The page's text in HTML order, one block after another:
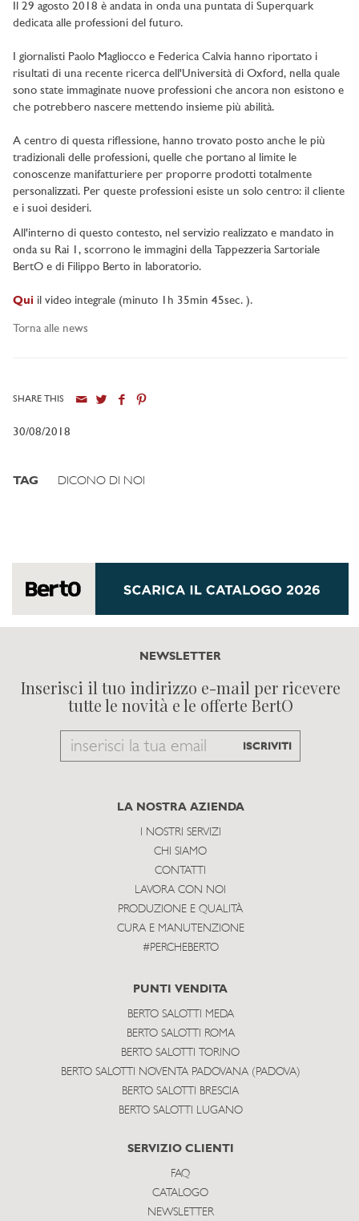
Il 29 agosto 2018 è andata in onda una puntata di Superquark
dedicata alle professioni del futuro.
I giornalisti Paolo Magliocco e Federica Calvia hanno riportato i
risultati di una recente ricerca dell'Università di Oxford, nella quale
sono state immaginate nuove professioni che ancora non esistono e
che potrebbero nascere mettendo insieme più abilità.
A centro di questa riflessione, hanno trovato posto anche le più
tradizionali delle professioni, quelle che portano al limite le
conoscenze manifatturiere per proporre prodotti totalmente
personalizzati. Per queste professioni esiste un solo centro: il cliente
e i suoi desideri.
All'interno di questo contesto, nel servizio realizzato e mandato in
onda su Rai 1, scorrono le immagini della Tappezzeria Sartoriale
BertO e di Filippo Berto in laboratorio.
Qui il video integrale (minuto 1h 35min 45sec. ).
Torna alle news
SHARE THIS
30/08/2018
TAG DICONO DI NOI
NEWSLETTER
Inserisci il tuo indirizzo e-mail per ricevere
tutte le novità e le offerte BertO
Email
subscribe
ISCRIVITI
LA NOSTRA AZIENDA
I NOSTRI SERVIZI
CHI SIAMO
CONTATTI
LAVORA CON NOI
PRODUZIONE E QUALITÀ
CURA E MANUTENZIONE
#PERCHEBERTO
PUNTI VENDITA
BERTO SALOTTI MEDA
BERTO SALOTTI ROMA
BERTO SALOTTI TORINO
BERTO SALOTTI NOVENTA PADOVANA (PADOVA)
BERTO SALOTTI BRESCIA
BERTO SALOTTI LUGANO
SERVIZIO CLIENTI
FAQ
CATALOGO
NEWSLETTER